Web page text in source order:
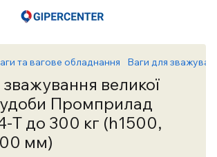
та вагове обладнання Ваги для
великої
Промприлад
Т до 300 кг (h1500,
мм)